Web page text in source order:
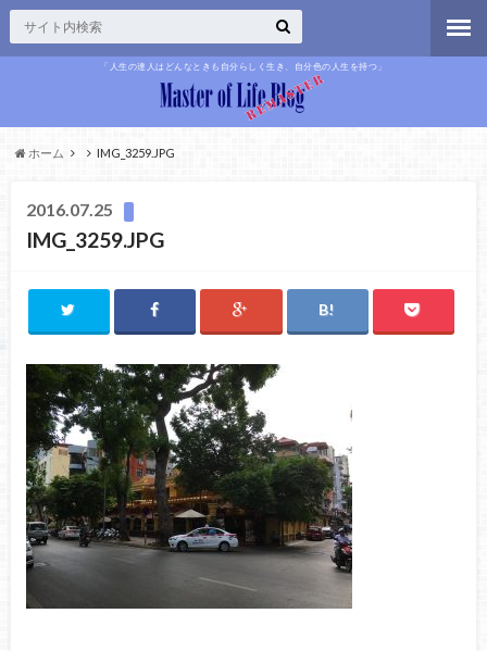
「人生の達人はどんなときも自分らしく生き、自分色の人生を持つ」
ホーム IMG_3259.JPG
2016.07.25
IMG_3259.JPG